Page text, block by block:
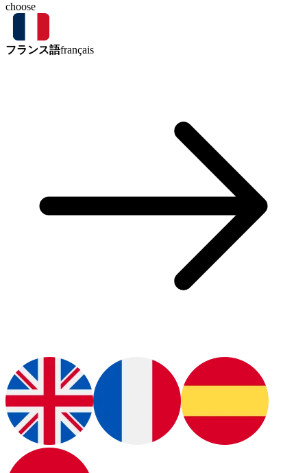
choose
フランス語français